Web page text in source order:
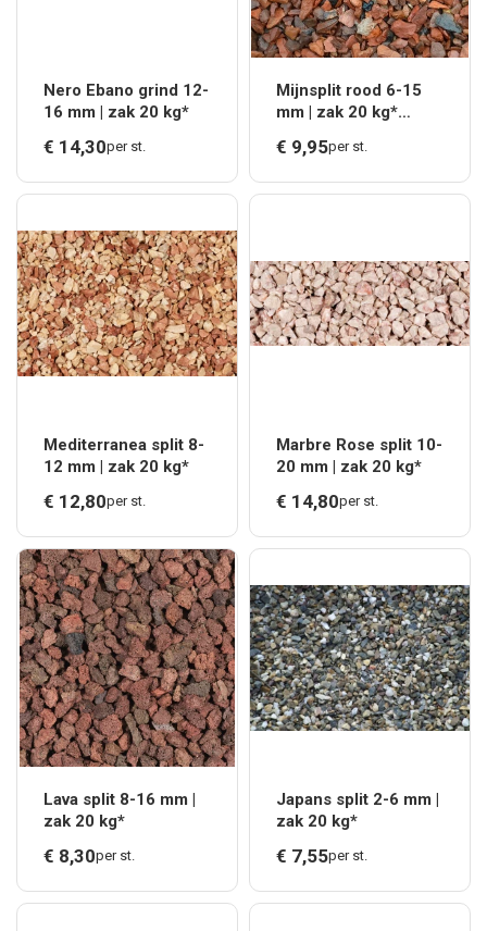
Nero Ebano grind 12-
16 mm | zak 20 kg*
€ 14,30per st.
Mijnsplit rood 6-15
mm | zak 20 kg*
NAAR DE VOORRAAD
€ 9,95per st.
Mediterranea split 8-
12 mm | zak 20 kg*
€ 12,80per st.
Marbre Rose split 10-
20 mm | zak 20 kg*
€ 14,80per st.
Lava split 8-16 mm |
zak 20 kg*
€ 8,30per st.
Japans split 2-6 mm |
zak 20 kg*
€ 7,55per st.